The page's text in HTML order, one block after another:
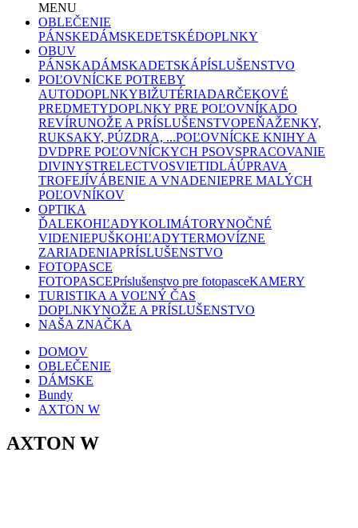
MENU
OBLEČENIE
PÁNSKEDÁMSKEDETSKÉDOPLNKY
OBUV
PÁNSKADÁMSKADETSKÁPÍSLUŠENSTVO
POĽOVNÍCKE POTREBY
AUTODOPLNKYBIŽUTÉRIADARČEKOVÉ
PREDMETYDOPLNKY PRE POĽOVNÍKADO
REVÍRUNOŽE A PRÍSLUŠENSTVOPEŇAŽENKY,
RUKSAKY, PÚZDRA, ...POĽOVNÍCKE KNIHY A
DVDPRE POĽOVNÍCKYCH PSOVSPRACOVANIE
DIVINYSTRELECTVOSVIETIDLÁÚPRAVA
TROFEJÍVÁBENIE A VNADENIEPRE MALÝCH
POĽOVNÍKOV
OPTIKA
ĎALEKOHĽADYKOLIMÁTORYNOČNÉ
VIDENIEPUŠKOHĽADYTERMOVÍZNE
ZARIADENIAPRÍSLUŠENSTVO
FOTOPASCE
FOTOPASCEPríslušenstvo pre fotopasceKAMERY
TURISTIKA A VOĽNÝ ČAS
DOPLNKYNOŽE A PRÍSLUŠENSTVO
NAŠA ZNAČKA
DOMOV
OBLEČENIE
DÁMSKE
Bundy
AXTON W
AXTON W